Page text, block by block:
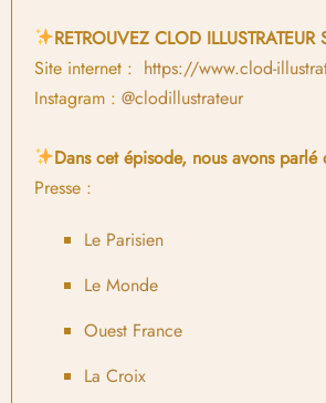
RETROUVEZ CLOD ILLUSTRATEUR
Site internet : https://www.clod-
Instagram : @clodillustrateur
Dans cet épisode, nous avons parlé
Presse :
Le Parisien
Le Monde
Ouest France
La Croix